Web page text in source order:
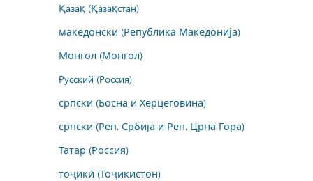
Қазақ (Қазақстан)
македонски (Република Македонија)
Монгол (Монгол)
Русский (Россия)
српски (Босна и Херцеговина)
српски (Реп. Србија и Реп. Црна Гора)
Татар (Россия)
тоҷикӣ (Тоҷикистон)